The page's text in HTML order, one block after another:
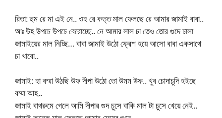
রিতা: হুম রে মা এই নে.. ওহ রে কত্ত মাল ফেলছে রে আমার জামাই বাবা..
আঃ উহ উপচে উপচে বেরোচ্ছে.. নে আমার লাল চা তেও তোর গুদে ঢালা
জামাইয়ের মাল নিচ্ছি… বাবা জামাই উঠো ফ্রেশ হয়ে আসো বাবা একসাথে
চা খাবো..
জামাই: হা বম্মা উঠছি উফ দীপা উঠো তো উমম উফ.. খুব চোদাচুদি হইছে
বম্মা আহ..
জামাই বাথরুমে গেলে আমি দীপার গুদ চুসে বাকি মাল টা চুসে খেয়ে নেই..